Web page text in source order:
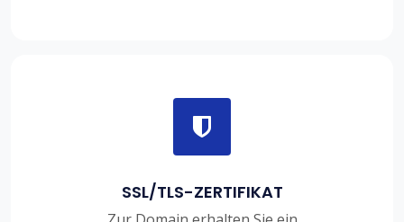
SSL/TLS-ZERTIFIKAT